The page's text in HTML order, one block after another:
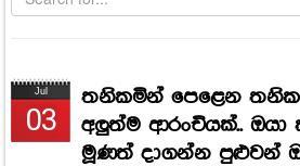
Jul
03
තනිකමින් පෙළෙන
අලුත්ම ආරංචියක්.. ඔයා
මූණත් දාගන්න පුළුවන්